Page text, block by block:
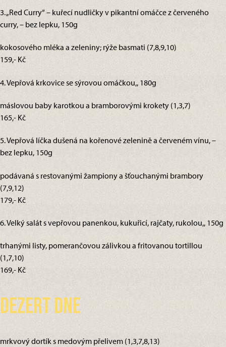
3. „Red Curry“ – kuřecí nudličky v pikantní omáčce z červeného
curry, – bez lepku, 150g
kokosového mléka a zeleniny; rýže basmati (7,8,9,10)
159,- Kč
4. Vepřová krkovice se sýrovou omáčkou,, 180g
máslovou baby karotkou a bramborovými krokety (1,3,7)
165,- Kč
5. Vepřová líčka dušená na kořenové zelenině a červeném vínu, –
bez lepku, 150g
podávaná s restovanými žampiony a šťouchanými brambory
(7,9,12)
179,- Kč
6. Velký salát s vepřovou panenkou, kukuřicí, rajčaty, rukolou,, 150g
trhanými listy, pomerančovou zálivkou a fritovanou tortillou
(1,7,10)
169,- Kč
Dezert dne
mrkvový dortík s medovým přelivem (1,3,7,8,13)